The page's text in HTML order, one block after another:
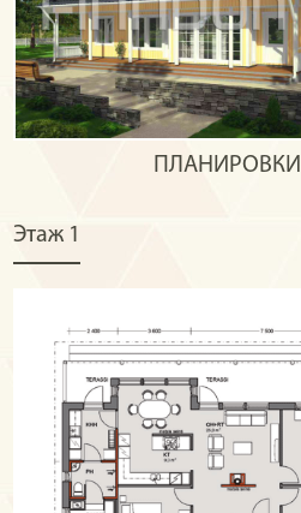
ПЛАНИРОВКИ
Этаж 1